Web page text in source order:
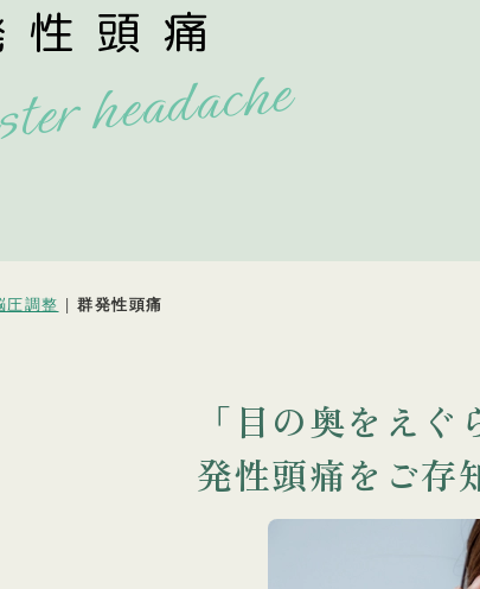
性頭痛
headache
圧調整 | 群発性頭痛
「目の奥をえ
発性頭痛をご存